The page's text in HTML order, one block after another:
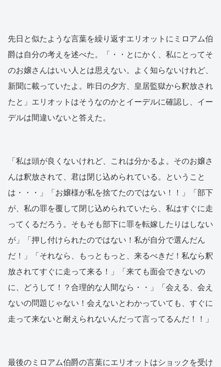
先日と似たような言葉を繰り返すエリオットにミロアム伯
爵は自分の考えを述べた。「・・とにかく、私にとってそ
のお嬢さんはいい人とは思えない。よく知らないけれど、
新聞に載っていたよ。昨日の夕方、皇居監獄から釈放され
たと」エリオットはそうなのかとイーデルに確認し、イー
デルは間違いないと答えた。
「私は頭が良くないけれど、これは分かるよ。そのお嬢さ
んは釈放されて、君は閉じ込められている。ということ
は・・・」「お嬢様が私を捨てたのではない！！」「部下
が、私の罪を覆して閉じ込められていたら、私はすぐに走
ってくるだろう。そもそも部下に罪を転嫁したりはしない
が」「押し付けられたのではない！私が自分で選んだん
だ！」「それなら、もっともっと、来るべきだ！私なら釈
放されてすぐに走って来る！」「来ても面会できないの
に、どうして！？合理的な人間なら・・」「会える、会え
ないの問題じゃない！会えないとわかっていても、すぐに
走って来ないと耐えられないんだって言ってるんだ！！」
最後のミロアム伯爵の言葉にエリオットはショックを受け